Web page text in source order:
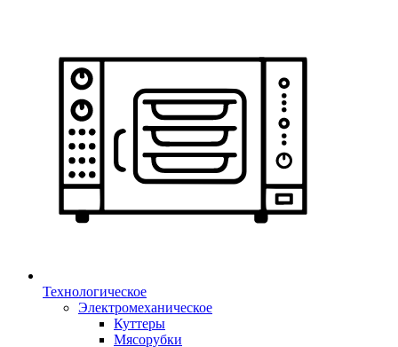
Технологическое
Электромеханическое
Куттеры
Мясорубки